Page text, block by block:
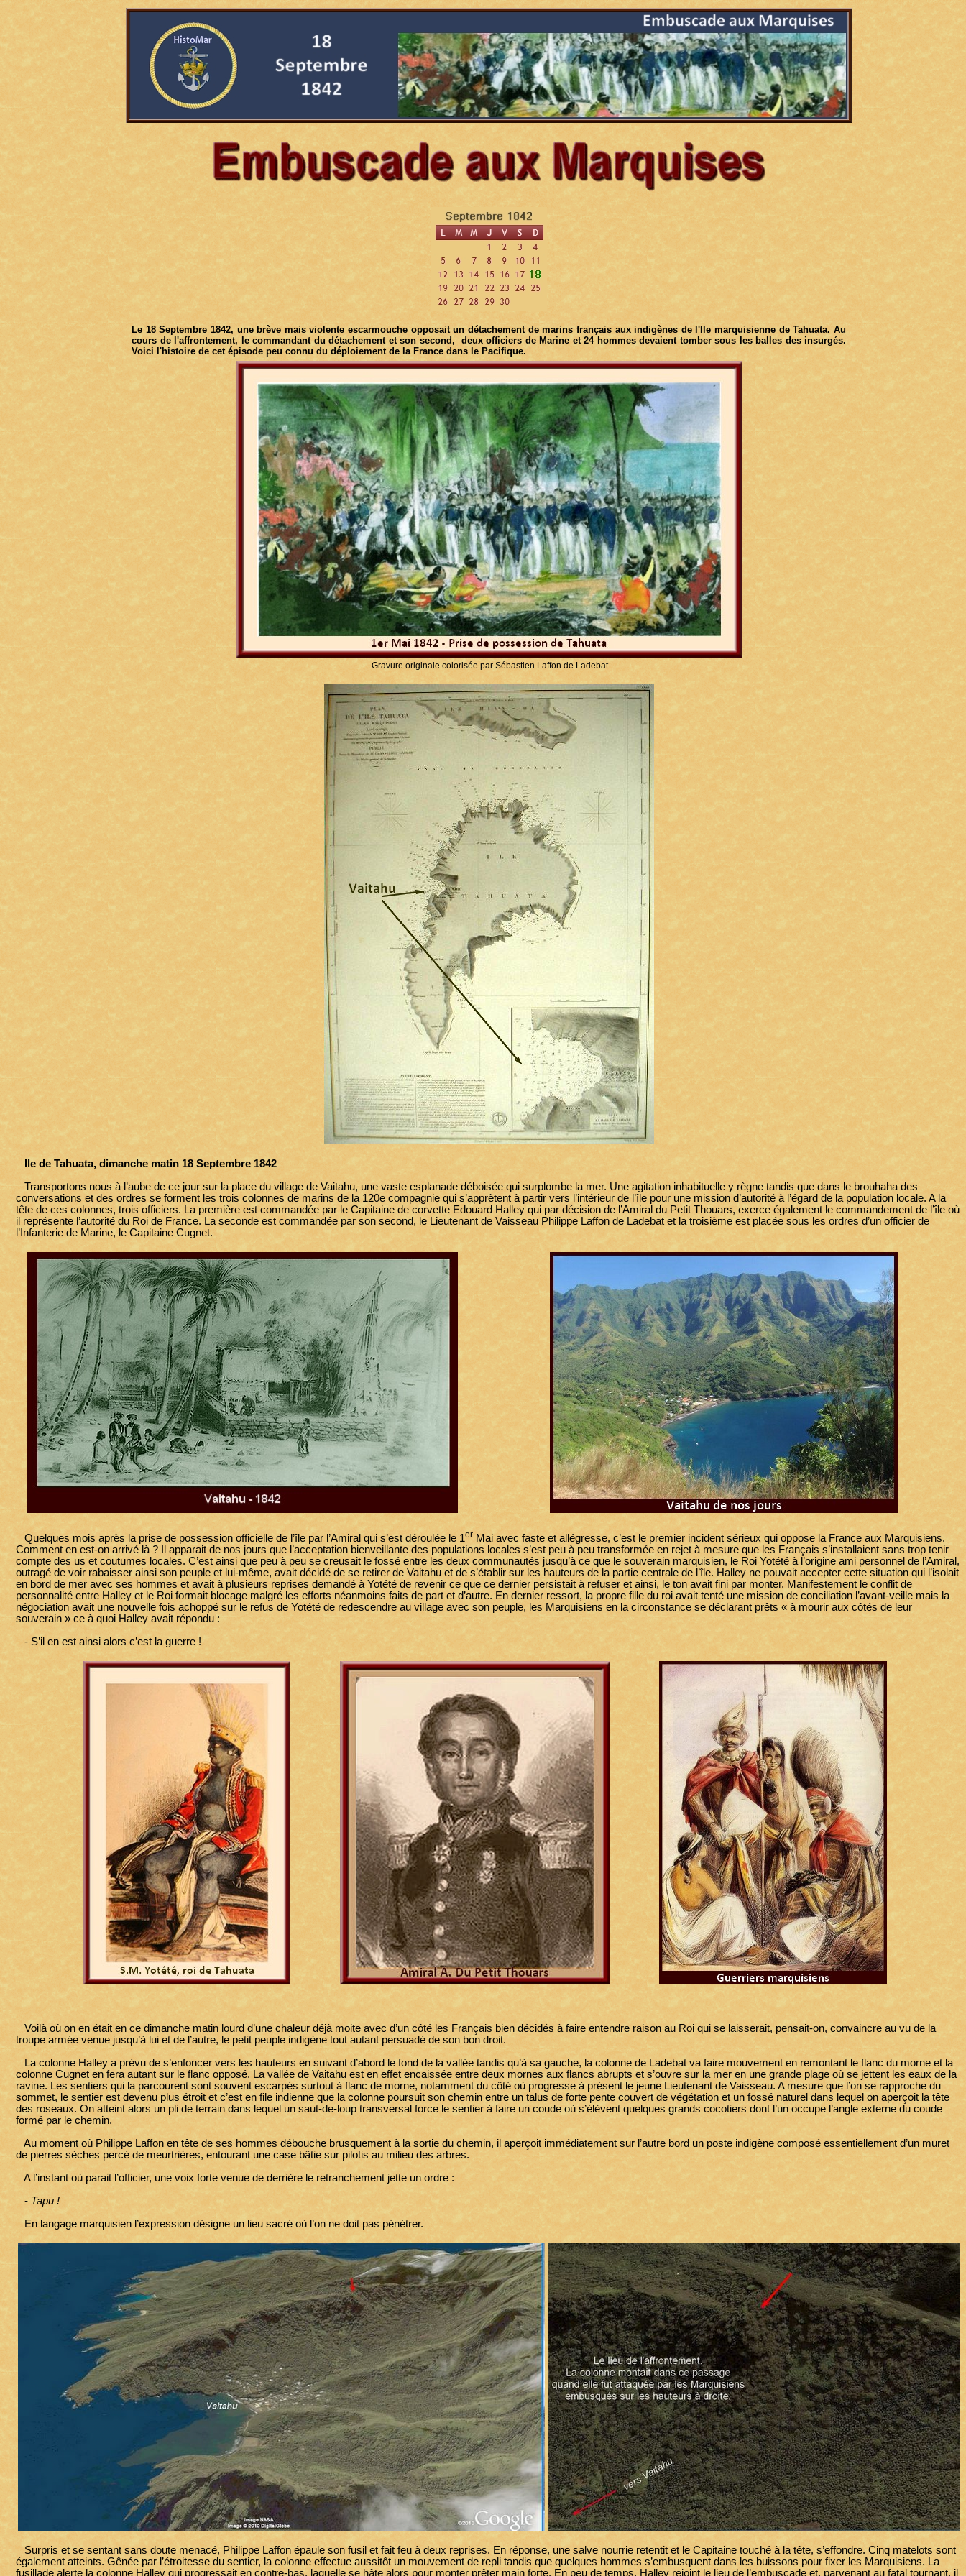
Le 18 Septembre 1842, une brève mais violente escarmouche opposait un détachement de marins français aux indigènes de l'Ile marquisienne de Tahuata. Au
cours de l'affrontement, le commandant du détachement et son second, deux officiers de Marine et 24 hommes devaient tomber sous les balles des insurgés.
Voici l'histoire de cet épisode peu connu du déploiement de la France dans le Pacifique.
Gravure originale colorisée par Sébastien Laffon de Ladebat
Ile de Tahuata, dimanche matin 18 Septembre 1842
Transportons nous à l’aube de ce jour sur la place du village de Vaitahu, une vaste esplanade déboisée qui surplombe la mer. Une agitation inhabituelle y règne tandis que dans le brouhaha des
conversations et des ordres se forment les trois colonnes de marins de la 120e compagnie qui s’apprètent à partir vers l’intérieur de l’île pour une mission d’autorité à l’égard de la population locale. A la
tête de ces colonnes, trois officiers. La première est commandée par le Capitaine de corvette Edouard Halley qui par décision de l’Amiral du Petit Thouars, exerce également le commandement de l’île où
il représente l’autorité du Roi de France. La seconde est commandée par son second, le Lieutenant de Vaisseau Philippe Laffon de Ladebat et la troisième est placée sous les ordres d’un officier de
l’Infanterie de Marine, le Capitaine Cugnet.
Quelques mois après la prise de possession officielle de l’île par l’Amiral qui s’est déroulée le 1er Mai avec faste et allégresse, c’est le premier incident sérieux qui oppose la France aux Marquisiens.
Comment en est-on arrivé là ? Il apparait de nos jours que l’acceptation bienveillante des populations locales s’est peu à peu transformée en rejet à mesure que les Français s’installaient sans trop tenir
compte des us et coutumes locales. C’est ainsi que peu à peu se creusait le fossé entre les deux communautés jusqu’à ce que le souverain marquisien, le Roi Yotété à l’origine ami personnel de l’Amiral,
outragé de voir rabaisser ainsi son peuple et lui-même, avait décidé de se retirer de Vaitahu et de s’établir sur les hauteurs de la partie centrale de l’île. Halley ne pouvait accepter cette situation qui l’isolait
en bord de mer avec ses hommes et avait à plusieurs reprises demandé à Yotété de revenir ce que ce dernier persistait à refuser et ainsi, le ton avait fini par monter. Manifestement le conflit de
personnalité entre Halley et le Roi formait blocage malgré les efforts néanmoins faits de part et d’autre. En dernier ressort, la propre fille du roi avait tenté une mission de conciliation l’avant-veille mais la
négociation avait une nouvelle fois achoppé sur le refus de Yotété de redescendre au village avec son peuple, les Marquisiens en la circonstance se déclarant prêts « à mourir aux côtés de leur
souverain » ce à quoi Halley avait répondu :
- S’il en est ainsi alors c’est la guerre !
Voilà où on en était en ce dimanche matin lourd d’une chaleur déjà moite avec d’un côté les Français bien décidés à faire entendre raison au Roi qui se laisserait, pensait-on, convaincre au vu de la
troupe armée venue jusqu’à lui et de l’autre, le petit peuple indigène tout autant persuadé de son bon droit.
La colonne Halley a prévu de s’enfoncer vers les hauteurs en suivant d’abord le fond de la vallée tandis qu’à sa gauche, la colonne de Ladebat va faire mouvement en remontant le flanc du morne et la
colonne Cugnet en fera autant sur le flanc opposé. La vallée de Vaitahu est en effet encaissée entre deux mornes aux flancs abrupts et s’ouvre sur la mer en une grande plage où se jettent les eaux de la
ravine. Les sentiers qui la parcourent sont souvent escarpés surtout à flanc de morne, notamment du côté où progresse à présent le jeune Lieutenant de Vaisseau. A mesure que l’on se rapproche du
sommet, le sentier est devenu plus étroit et c’est en file indienne que la colonne poursuit son chemin entre un talus de forte pente couvert de végétation et un fossé naturel dans lequel on aperçoit la tête
des roseaux. On atteint alors un pli de terrain dans lequel un saut-de-loup transversal force le sentier à faire un coude où s’élèvent quelques grands cocotiers dont l’un occupe l’angle externe du coude
formé par le chemin.
Au moment où Philippe Laffon en tête de ses hommes débouche brusquement à la sortie du chemin, il aperçoit immédiatement sur l’autre bord un poste indigène composé essentiellement d’un muret
de pierres sèches percé de meurtrières, entourant une case bâtie sur pilotis au milieu des arbres.
A l’instant où parait l’officier, une voix forte venue de derrière le retranchement jette un ordre :
- Tapu !
En langage marquisien l’expression désigne un lieu sacré où l’on ne doit pas pénétrer.
Surpris et se sentant sans doute menacé, Philippe Laffon épaule son fusil et fait feu à deux reprises. En réponse, une salve nourrie retentit et le Capitaine touché à la tête, s’effondre. Cinq matelots sont
également atteints. Gênée par l’étroitesse du sentier, la colonne effectue aussitôt un mouvement de repli tandis que quelques hommes s’embusquent dans les buissons pour fixer les Marquisiens. La
fusillade alerte la colonne Halley qui progressait en contre-bas, laquelle se hâte alors pour monter prêter main forte. En peu de temps, Halley rejoint le lieu de l’embuscade et, parvenant au fatal tournant, il